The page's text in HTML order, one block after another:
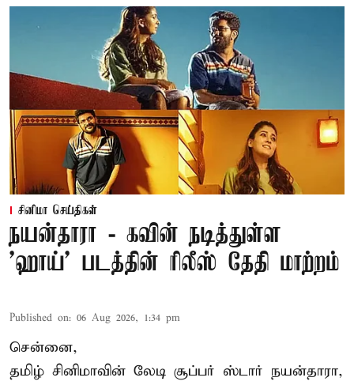
சினிமா செய்திகள்
நயன்தாரா - கவின் நடித்துள்ள
'ஹாய்' படத்தின் ரிலீஸ் தேதி மாற்றம்
Published on: 06 Aug 2026, 1:34 pm
சென்னை,
தமிழ் சினிமாவின் லேடி சூப்பர் ஸ்டார் நயன்தாரா,